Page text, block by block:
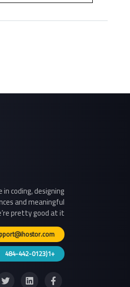
coding, designing
and meaningful
pretty good at it.
+1(484-442-0123